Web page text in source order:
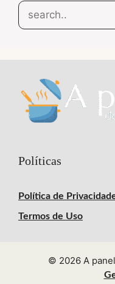
Search
Políticas
Política de
Termos de Uso
© 2026 A